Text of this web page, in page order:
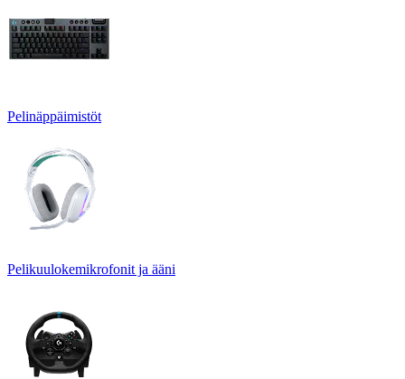
Pelinäppäimistöt
Pelikuulokemikrofonit ja ääni